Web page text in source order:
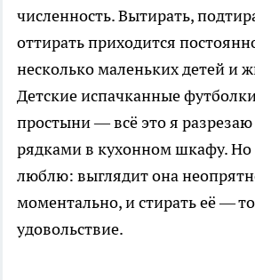
численность. Вытирать,
оттирать приходится
несколько маленьких детей и
Детские испачканные
простыни — всё это я
рядками в кухонном шкафу. Но
люблю: выглядит она
моментально, и стирать её —
удовольствие.